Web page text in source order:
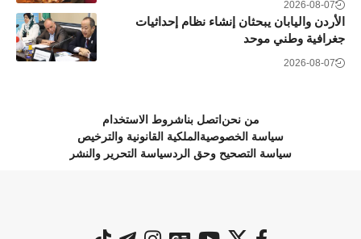
2026-08-07
الأردن واليابان يبحثان إنشاء نظام إحداثيات
جغرافية وطني موحد
2026-08-07
من نحن اتصل بناشروط الاستخدام
سياسة الخصوصية الملكية القانونية والترخيص
سياسة التصحيح وحق الردسياسة التحرير والنشر